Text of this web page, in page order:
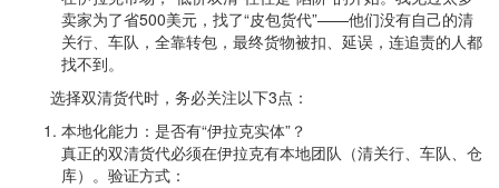
卖家为了省500美元，找了“皮包货代”——他们没有自己的清
关行、车队，全靠转包，最终货物被扣、延误，连追责的人都
找不到。
选择双清货代时，务必关注以下3点：
本地化能力：是否有“伊拉克实体”？
真正的双清货代必须在伊拉克有本地团队（清关行、车队、仓
库）。验证方式：